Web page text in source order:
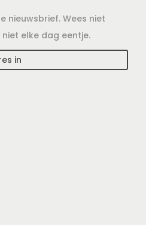
nieuwsbrief. Wees niet
elke dag eentje.